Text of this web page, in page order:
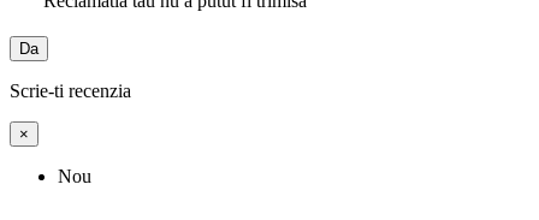
Da
Scrie-ti recenzia
×
Nou